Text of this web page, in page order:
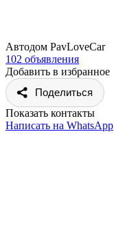
Автодом PavLoveCar
102 объявления
Добавить в избранное
Поделиться
Показать контакты
Написать на WhatsApp